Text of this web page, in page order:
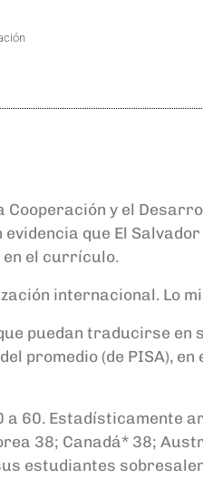
y el
que El
el currículo.
internacional. Lo
puedan traducirse en
promedio (de PISA),
a 60. Estadísticamente
38; Canadá* 38;
estudiantes